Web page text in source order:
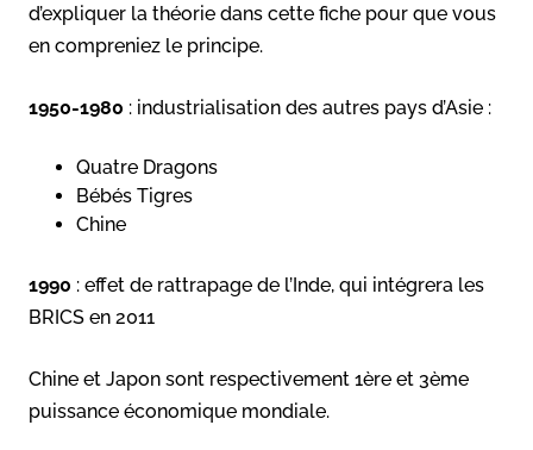
d’expliquer la théorie dans cette fiche pour que vous
en compreniez le principe.
1950-1980 : industrialisation des autres pays d’Asie :
Quatre Dragons
Bébés Tigres
Chine
1990 : effet de rattrapage de l’Inde, qui intégrera les
BRICS en 2011
Chine et Japon sont respectivement 1ère et 3ème
puissance économique mondiale.